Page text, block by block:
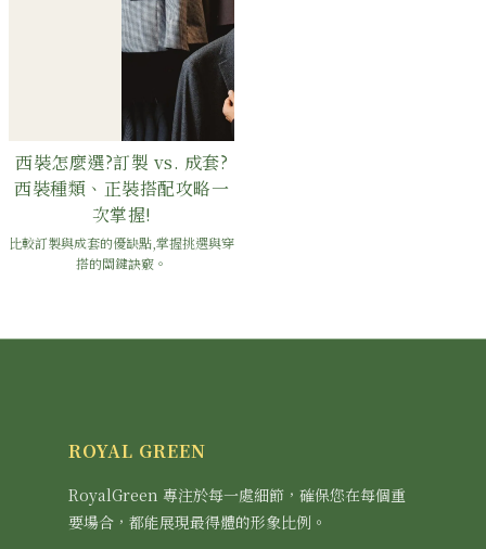
西裝怎麼選?訂製 vs. 成套?
西裝種類、正裝搭配攻略一
次掌握!
比較訂製與成套的優缺點,掌握挑選與穿
搭的關鍵訣竅。
ROYAL GREEN
RoyalGreen 專注於每一處細節，確保您在每個重
要場合，都能展現最得體的形象比例。